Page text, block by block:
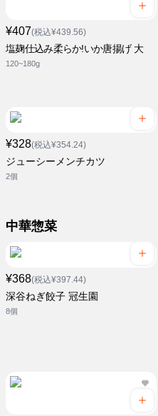
¥407(税込¥439.56)
塩麹仕込み柔らか!いか唐揚げ 大
120~180g
¥328(税込¥354.24)
ジューシーメンチカツ
2個
中華惣菜
¥368(税込¥397.44)
深谷ねぎ餃子 冠生園
8個